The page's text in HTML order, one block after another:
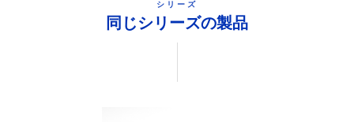
シリーズ
同じシリーズの製品